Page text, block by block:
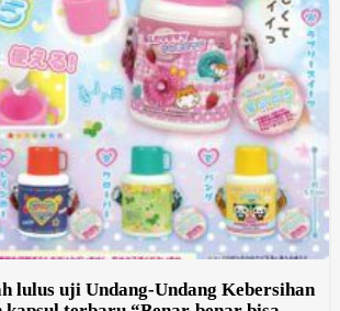
lulus uji Undang-Undang Kebersihan